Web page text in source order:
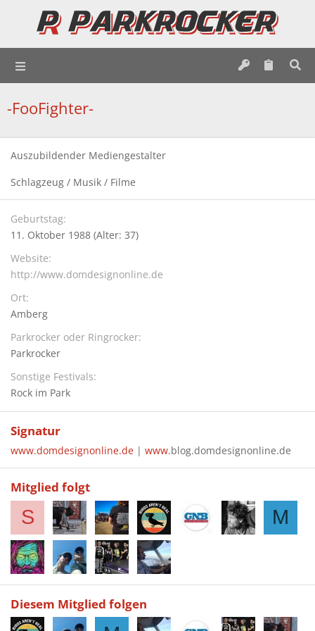
-FooFighter-
Auszubildender Mediengestalter
Schlagzeug / Musik / Filme
Geburtstag
11. Oktober 1988 (Alter: 37)
Website
http://www.domdesignonline.de
Ort
Amberg
Parkrocker oder Ringrocker
Parkrocker
Sonstige Festivals
Rock im Park
Signatur
www.domdesignonline.de | www.blog.domdesignonline.de
Mitglied folgt
S M
Diesem Mitglied folgen